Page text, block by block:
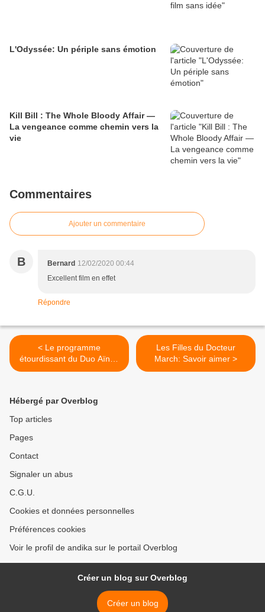
L'Odyssée: Un périple sans émotion
Kill Bill : The Whole Bloody Affair —
La vengeance comme chemin vers la
vie
Commentaires
Ajouter un commentaire
B Bernard 12/02/2020 00:44
Excellent film en effet
Répondre
< Le programme
étourdissant du Duo Aïnos
à la Salle Colonne
Les Filles du Docteur
March: Savoir aimer >
Hébergé par Overblog
Top articles
Pages
Contact
Signaler un abus
C.G.U.
Cookies et données personnelles
Préférences cookies
Voir le profil de andika sur le portail Overblog
Créer un blog sur Overblog
Créer un blog